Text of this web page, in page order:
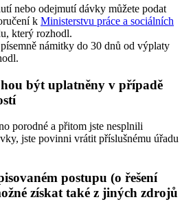
nebo odejmutí dávky můžete podat
k Ministerstvu práce a sociálních
který rozhodl.
námitky do 30 dnů od výplaty
být uplatněny v případě
porodné a přitom jste nesplnili
jste povinni vrátit příslušnému úřadu
postupu (o řešení
získat také z jiných zdrojů